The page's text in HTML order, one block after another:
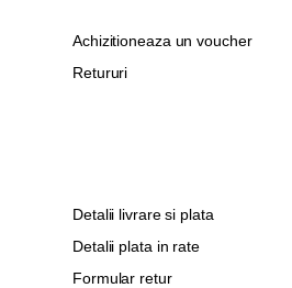
Achizitioneaza un voucher
Retururi
Detalii livrare si plata
Detalii plata in rate
Formular retur